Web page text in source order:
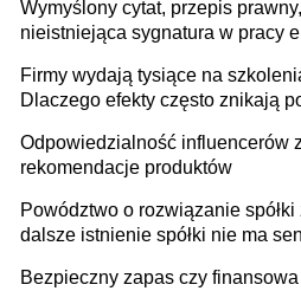
Wymyślony cytat, przepis prawny,
nieistniejąca sygnatura w pracy
firmie
Firmy wydają tysiące na
Dlaczego efekty często znikają
Odpowiedzialność influencerów
rekomendacje produktów
Powództwo o rozwiązanie spółki
dalsze istnienie spółki nie ma
Bezpieczny zapas czy finansowa